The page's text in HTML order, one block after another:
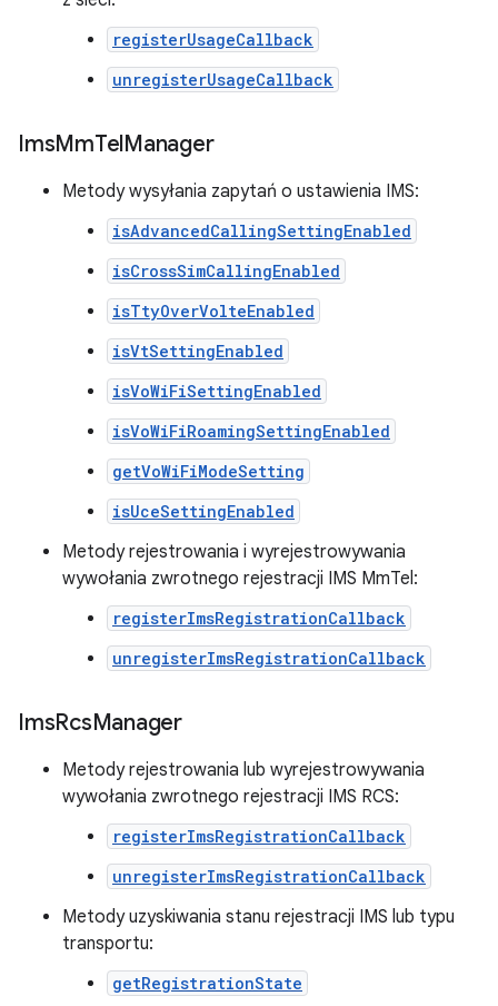
registerUsageCallback
unregisterUsageCallback
ImsMmTelManager
Metody wysyłania zapytań o ustawienia IMS:
isAdvancedCallingSettingEnabled
isCrossSimCallingEnabled
isTtyOverVolteEnabled
isVtSettingEnabled
isVoWiFiSettingEnabled
isVoWiFiRoamingSettingEnabled
getVoWiFiModeSetting
isUceSettingEnabled
Metody rejestrowania i wyrejestrowywania
wywołania zwrotnego rejestracji IMS MmTel:
registerImsRegistrationCallback
unregisterImsRegistrationCallback
ImsRcsManager
Metody rejestrowania lub wyrejestrowywania
wywołania zwrotnego rejestracji IMS RCS:
registerImsRegistrationCallback
unregisterImsRegistrationCallback
Metody uzyskiwania stanu rejestracji IMS lub typu
transportu:
getRegistrationState